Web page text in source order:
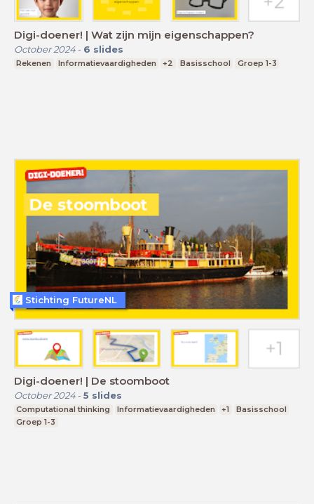
Digi-doener! | Wat zijn mijn eigenschappen?
October 2024- 6 slides
Rekenen Informatievaardigheden +2 Basisschool Groep 1-3
Digi-doener! | De stoomboot
October 2024- 5 slides
Computational thinking Informatievaardigheden +1
Basisschool
Groep 1-3
Stichting FutureNL